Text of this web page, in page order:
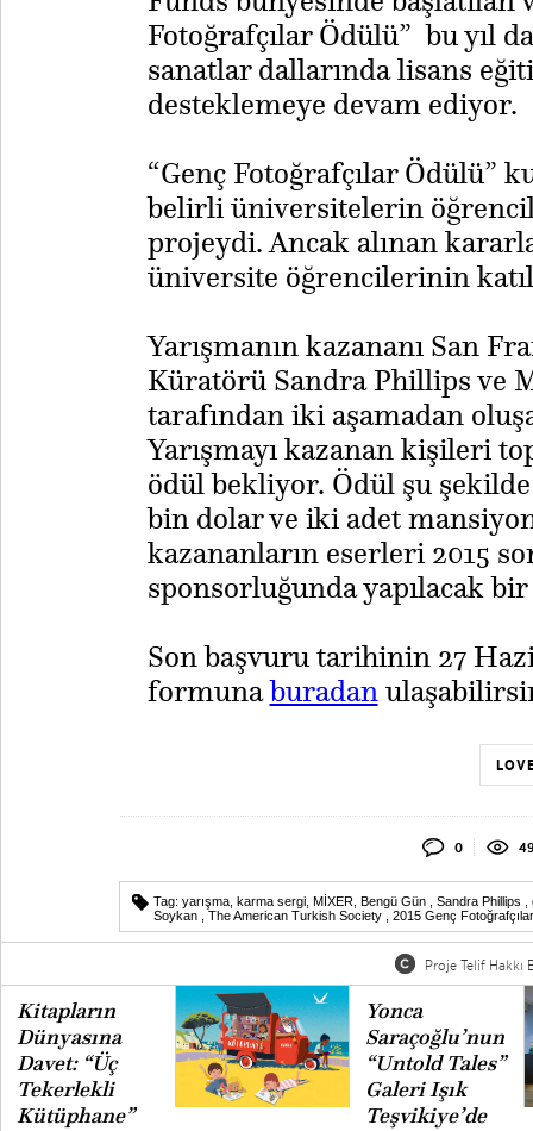
Fotoğrafçılar Ödülü” bu yıl
sanatlar dallarında lisans
desteklemeye devam ediyor.
“Genç Fotoğrafçılar Ödülü”
belirli üniversitelerin
projeydi. Ancak alınan
üniversite öğrencilerinin
Yarışmanın kazananı San
Küratörü Sandra Phillips ve
tarafından iki aşamadan
Yarışmayı kazanan kişileri
ödül bekliyor. Ödül şu
bin dolar ve iki adet
kazananların eserleri 2015
sponsorluğunda yapılacak
Son başvuru tarihinin 27
formunaburadan
0
Tag: yarışma karma sergi MİXER Bengü Gün Sandra Phillips
Soykan
The American Turkish Society 2015 Genç
Proje Telif Hakkı
Kitapların
Dünyasına
Davet: “Üç
Tekerlekli
Kütüphane”
Yonca
Saraçoğlu’nun
“Untold Tales”
Galeri Işık
Teşvikiye’de